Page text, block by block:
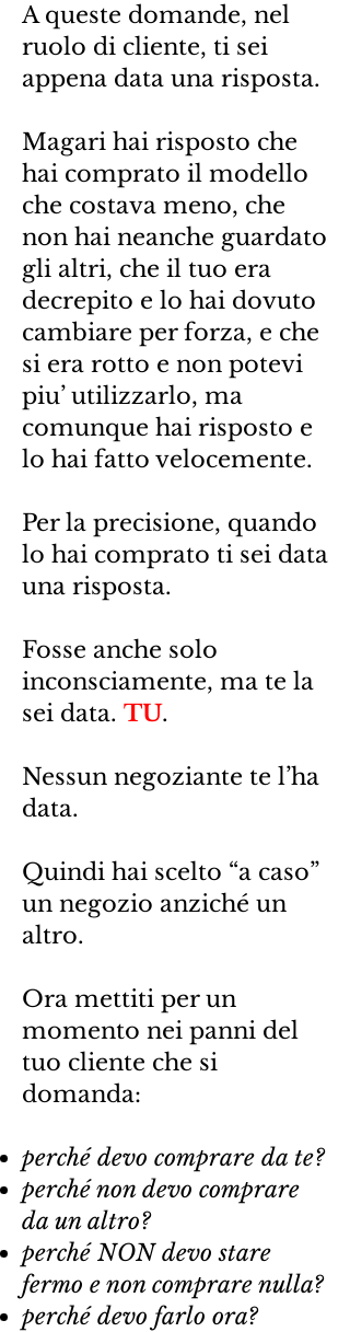
A queste domande, nel
ruolo di cliente, ti sei
appena data una risposta.
Magari hai risposto che
hai comprato il modello
che costava meno, che
non hai neanche guardato
gli altri, che il tuo era
decrepito e lo hai dovuto
cambiare per forza, e che
si era rotto e non potevi
piu’ utilizzarlo, ma
comunque hai risposto e
lo hai fatto velocemente.
Per la precisione, quando
lo hai comprato ti sei data
una risposta.
Fosse anche solo
inconsciamente, ma te la
sei data. TU.
Nessun negoziante te l’ha
data.
Quindi hai scelto “a caso”
un negozio anziché un
altro.
Ora mettiti per un
momento nei panni del
tuo cliente che si
domanda:
perché devo comprare da te?
perché non devo comprare
da un altro?
perché NON devo stare
fermo e non comprare nulla?
perché devo farlo ora?